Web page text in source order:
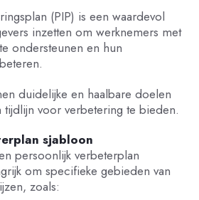
(PIP) is een waardevol
inzetten om werknemers met
ondersteunen en hun
duidelijke en haalbare doelen
tijdlijn voor verbetering te bieden.
sjabloon
persoonlijk verbeterplan
om specifieke gebieden van
zoals: